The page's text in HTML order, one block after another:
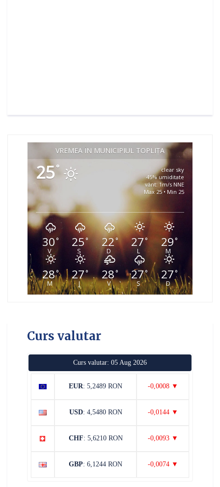
VREMEA ÎN MUNICIPIUL TOPLIȚA
25°
clear sky
45% umiditate
vânt: 1m/s NNE
Max 25 • Min 25
30°
V
25°
S
22°
D
27°
L
29°
M
28°
M
27°
J
28°
V
27°
S
27°
D
Curs valutar
Curs valutar: 05 Aug 2026
EUR: 5,2489 RON -0,0008 ▼
USD: 4,5480 RON -0,0144 ▼
CHF: 5,6210 RON -0,0093 ▼
GBP: 6,1244 RON -0,0074 ▼